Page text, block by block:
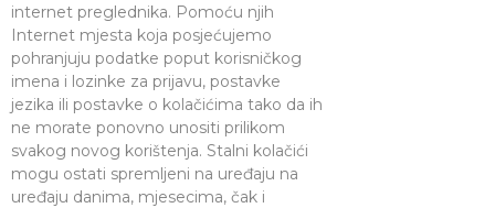
internet preglednika. Pomoću njih
Internet mjesta koja posjećujemo
pohranjuju podatke poput korisničkog
imena i lozinke za prijavu, postavke
jezika ili postavke o kolačićima tako da ih
ne morate ponovno unositi prilikom
svakog novog korištenja. Stalni kolačići
mogu ostati spremljeni na uređaju na
uređaju danima, mjesecima, čak i